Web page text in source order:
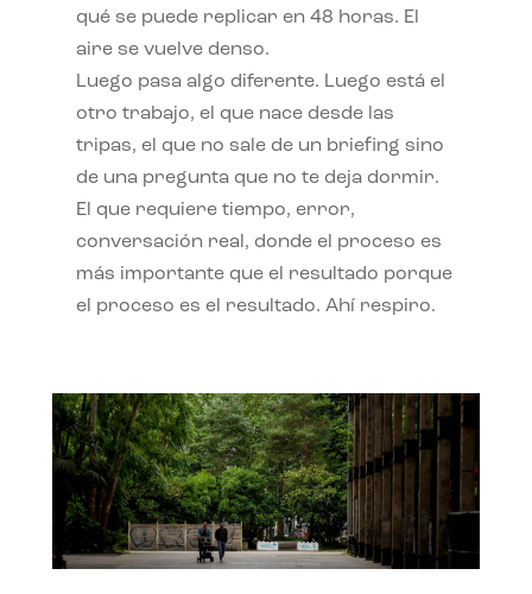
qué se puede replicar en 48 horas. El
aire se vuelve denso.
Luego pasa algo diferente. Luego está el
otro trabajo, el que nace desde las
tripas, el que no sale de un briefing sino
de una pregunta que no te deja dormir.
El que requiere tiempo, error,
conversación real, donde el proceso es
más importante que el resultado porque
el proceso es el resultado. Ahí respiro.